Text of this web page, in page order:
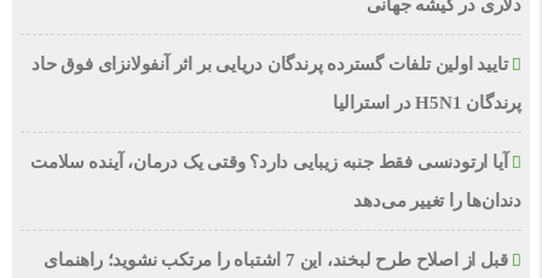
دلاری در گیشه جهانی
تایید اولین تلفات گسترده پرندگان دریایی بر اثر آنفولانزای فوق حاد
پرندگان H5N1 در استرالیا
آیا ارتودنسی فقط جنبه زیبایی دارد؟ وقتی یک درمان، آینده سلامت
دندان‌ها را تغییر می‌دهد
قبل از اصلاح طرح لبخند، این 7 اشتباه را مرتکب نشوید؛ راهنمای